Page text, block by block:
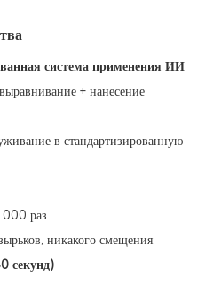
система применения ИИ
+ нанесение
в стандартизированную
000 раз.
никакого смещения.
секунд)